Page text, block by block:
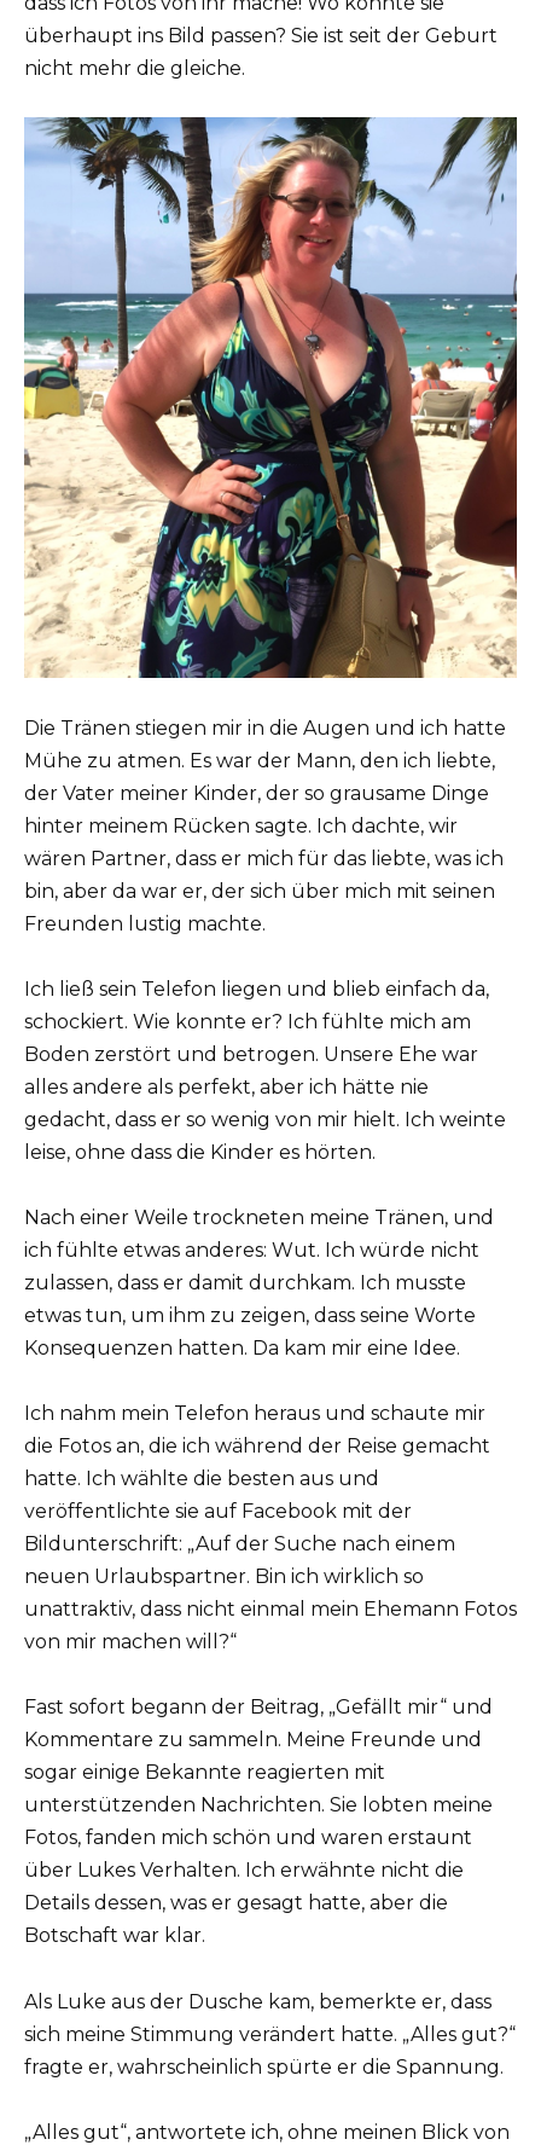
überhaupt ins Bild passen? Sie ist seit der Geburt
nicht mehr die gleiche.
Die Tränen stiegen mir in die Augen und ich hatte
Mühe zu atmen. Es war der Mann, den ich liebte,
der Vater meiner Kinder, der so grausame Dinge
hinter meinem Rücken sagte. Ich dachte, wir
wären Partner, dass er mich für das liebte, was ich
bin, aber da war er, der sich über mich mit seinen
Freunden lustig machte.
Ich ließ sein Telefon liegen und blieb einfach da,
schockiert. Wie konnte er? Ich fühlte mich am
Boden zerstört und betrogen. Unsere Ehe war
alles andere als perfekt, aber ich hätte nie
gedacht, dass er so wenig von mir hielt. Ich weinte
leise, ohne dass die Kinder es hörten.
Nach einer Weile trockneten meine Tränen, und
ich fühlte etwas anderes: Wut. Ich würde nicht
zulassen, dass er damit durchkam. Ich musste
etwas tun, um ihm zu zeigen, dass seine Worte
Konsequenzen hatten. Da kam mir eine Idee.
Ich nahm mein Telefon heraus und schaute mir
die Fotos an, die ich während der Reise gemacht
hatte. Ich wählte die besten aus und
veröffentlichte sie auf Facebook mit der
Bildunterschrift: „Auf der Suche nach einem
neuen Urlaubspartner. Bin ich wirklich so
unattraktiv, dass nicht einmal mein Ehemann Fotos
von mir machen will?“
Fast sofort begann der Beitrag, „Gefällt mir“ und
Kommentare zu sammeln. Meine Freunde und
sogar einige Bekannte reagierten mit
unterstützenden Nachrichten. Sie lobten meine
Fotos, fanden mich schön und waren erstaunt
über Lukes Verhalten. Ich erwähnte nicht die
Details dessen, was er gesagt hatte, aber die
Botschaft war klar.
Als Luke aus der Dusche kam, bemerkte er, dass
sich meine Stimmung verändert hatte. „Alles gut?“
fragte er, wahrscheinlich spürte er die Spannung.
„Alles gut“, antwortete ich, ohne meinen Blick von